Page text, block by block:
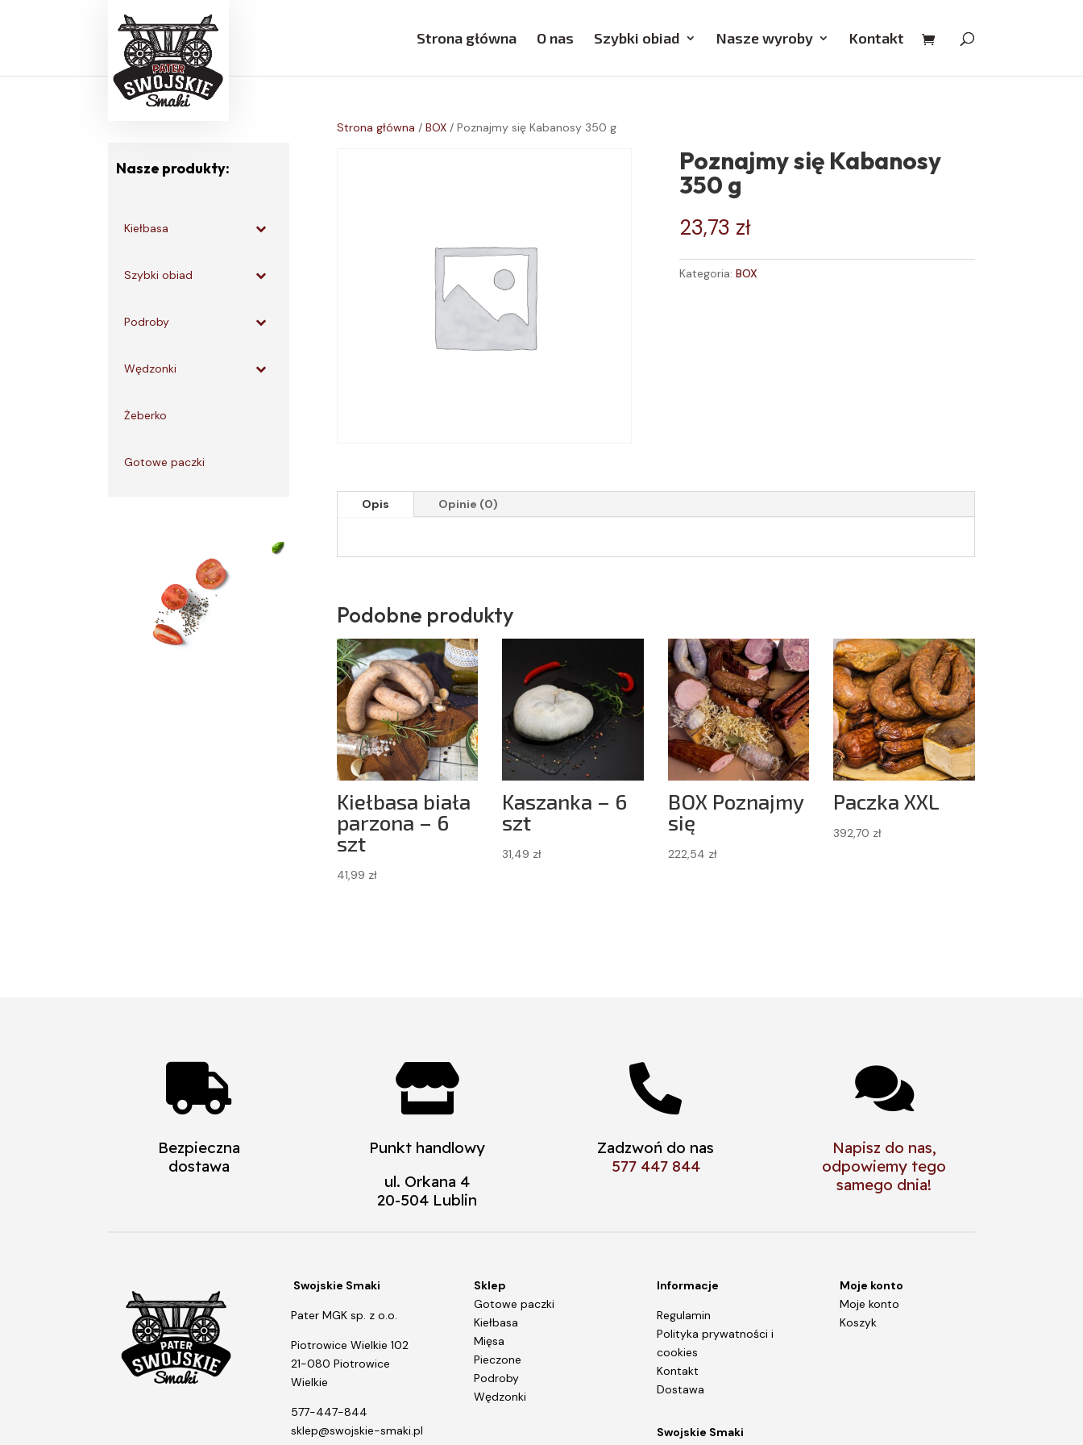
Strona główna O nas Szybki obiad Nasze wyroby Kontakt
Nasze produkty:
Kiełbasa
Szybki obiad
Podroby
Wędzonki
Żeberko
Gotowe paczki
Strona główna / BOX/ Poznajmy się Kabanosy 350 g
Poznajmy się Kabanosy
350 g
23,73 zł
Kategoria:BOX
Opis Opinie (0)
Podobne produkty
Kiełbasa biała
parzona – 6
szt
41,99 zł
Kaszanka – 6
szt
31,49 zł
BOX Poznajmy
się
222,54 zł
Paczka XXL
392,70 zł

Bezpieczna
dostawa

Punkt handlowy
ul. Orkana 4
20-504 Lublin

Zadzwoń do nas
577 447 844

Napisz do nas,
odpowiemy tego
samego dnia!
Swojskie Smaki
Pater MGK sp. z o.o.
Piotrowice Wielkie 102
21-080 Piotrowice
Wielkie
577-447-844
sklep@swojskie-smaki.pl
Sklep
Gotowe paczki
Kiełbasa
Mięsa
Pieczone
Podroby
Wędzonki
Informacje
Regulamin
Polityka prywatności i
cookies
Kontakt
Dostawa
Swojskie Smaki
Moje konto
Moje konto
Koszyk